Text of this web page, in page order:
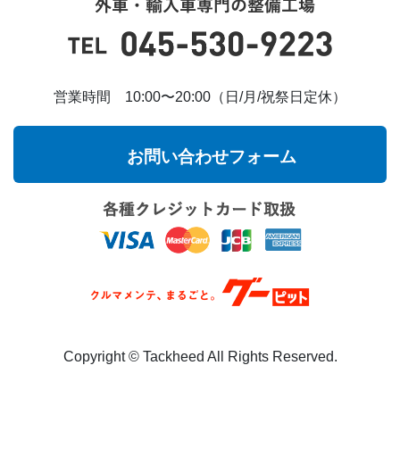
営業時間 10:00〜20:00（日/月/祝祭日定休）
お問い合わせフォーム
Copyright ©︎ Tackheed All Rights Reserved.